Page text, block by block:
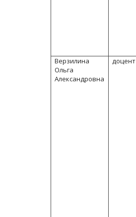
Верзилина
Ольга
Александровна
доцент